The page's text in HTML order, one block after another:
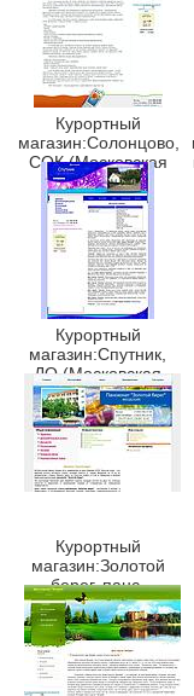
Курортный
магазин:Солонцово,
СОК (Московская
обл.)
Курортный
магазин:Спутник,
ДО (Московская
обл.)
Курортный
магазин:Золотой
берег, панс.
(Феодосия)